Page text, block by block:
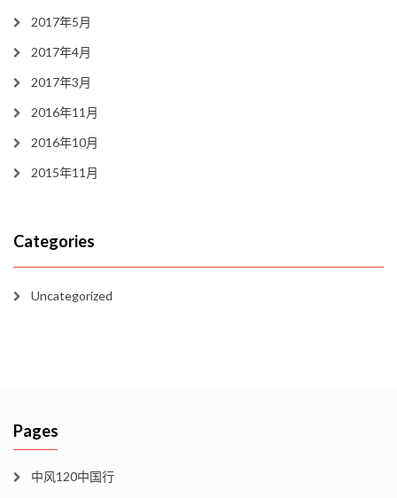
2017年5月
2017年4月
2017年3月
2016年11月
2016年10月
2015年11月
Categories
Uncategorized
Pages
中风120中国行